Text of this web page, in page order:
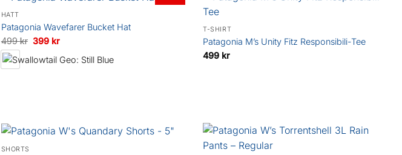
HATT
Patagonia Wavefarer Bucket Hat
499kr Det
priset
399 krDet
priset
T-SHIRT
Patagonia M’s Unity Fitz Responsibili-Tee
499 kr
SHORTS